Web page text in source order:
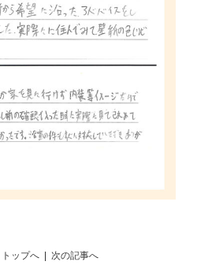
トップへ | 次の記事へ